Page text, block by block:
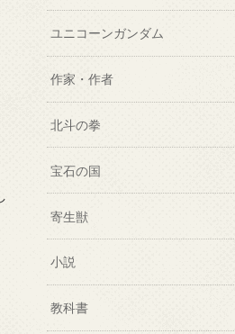
ユニコーンガンダム
作家・作者
北斗の拳
宝石の国
寄生獣
小説
教科書